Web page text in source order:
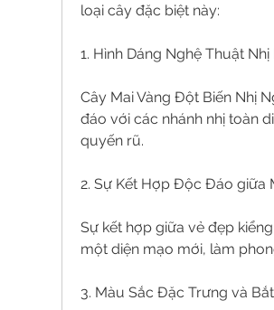
loại cây đặc biệt này:
1. Hình Dáng Nghệ Thuật
Cây Mai Vàng Đột Biến Nhị
đáo với các nhánh nhị toàn
quyến rũ.
2. Sự Kết Hợp Độc Đáo giữa
Sự kết hợp giữa vẻ đẹp
một diện mạo mới, làm
3. Màu Sắc Đặc Trưng và